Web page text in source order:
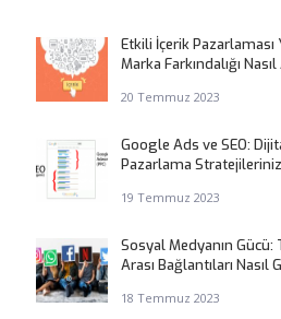
Etkili İçerik Pazarlaması
Marka Farkındalığı Nasıl
20 Temmuz 2023
Google Ads ve SEO:
Pazarlama
19 Temmuz 2023
Sosyal Medyanın
Arası Bağlantıları Nasıl
18 Temmuz 2023